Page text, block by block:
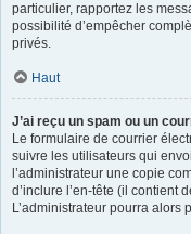
particulier, rapportez les
possibilité d’empêcher
privés.
Haut
J’ai reçu un spam ou un
Le formulaire de courrier
suivre les utilisateurs qui
l’administrateur une copie
d’inclure l’en-tête (il contient
L’administrateur pourra alors